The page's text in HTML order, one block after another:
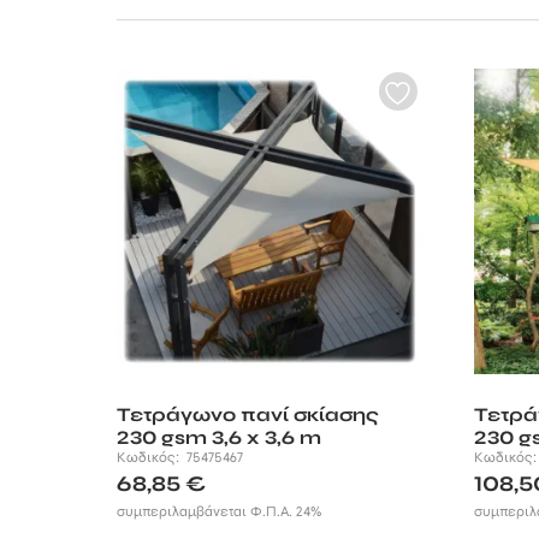
κάμπινγκ ή και
ενσωματωμένα με
ανθεκτικό
που θα τον
Τα διάτρητα
φτάνουν στο
Συνδυάστε
έναν ξεχωριστό
μοναδική όσο η
Τετράγωνο πανί σκίασης
230 gsm 3,6 x 3,6 m
Κωδικός: 75475467
68,85€
συμπεριλαμβάνεται Φ.Π.Α. 24%
230